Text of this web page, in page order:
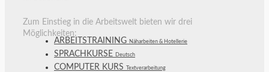
Zum Einstieg in die Arbeitswelt bieten wir drei
Möglichkeiten:
ARBEITSTRAINING Näharbeiten & Hotellerie
SPRACHKURSE Deutsch
COMPUTER KURS Textverarbeitung